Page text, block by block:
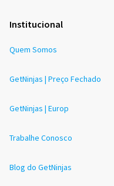
Institucional
Quem Somos
GetNinjas | Preço Fechado
GetNinjas | Europ
Trabalhe Conosco
Blog do GetNinjas